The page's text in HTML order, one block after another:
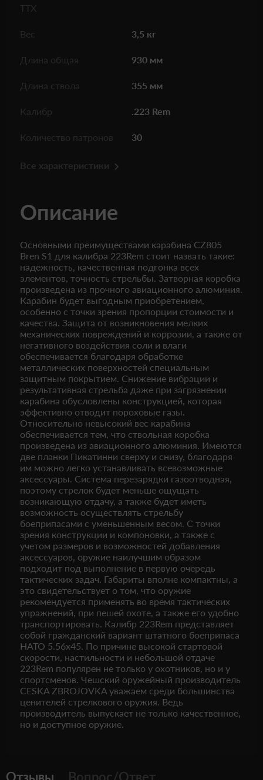
ТТХ
Вес 3,5 кг
Длина общая 930 мм
Длина ствола 355 мм
Калибр .223 Rem
Количество патронов 30
Все характеристики
Описание
Основными преимуществами карабина CZ805
Bren S1 для калибра 223Rem стоит назвать такие:
надежность, качественная подгонка всех
элементов, точность стрельбы. Затворная коробка
произведена из прочного авиационного алюминия.
Карабин будет выгодным приобретением,
особенно с точки зрения пропорции стоимости и
качества. Защита от возникновения мелких
механических повреждений и коррозии, а также от
негативного воздействия соли и влаги
обеспечивается благодаря обработке
металлических поверхностей специальным
защитным покрытием. Снижение вибрации и
результативная стрельба даже при загрязнении
карабина обусловлены конструкцией, которая
эффективно отводит пороховые газы.
Относительно невысокий вес карабина
обеспечивается тем, что ствольная коробка
произведена из авиационного алюминия. Имеются
две планки Пикатинни сверху и снизу, благодаря
им можно легко устанавливать всевозможные
аксессуары. Система перезарядки газоотводная,
поэтому стрелок будет меньше ощущать
возникающую отдачу, а также будет иметь
возможность осуществлять стрельбу
боеприпасами с уменьшенным весом. С точки
зрения конструкции и компоновки, а также с
учетом размеров и возможностей добавления
аксессуаров, оружие наилучшим образом
подходит под выполнение в первую очередь
тактических задач. Габариты вполне компактны, а
это свидетельствует о том, что оружие
рекомендуется применять во время тактических
упражнений, при пешей охоте, а также его удобно
транспортировать. Калибр 223Rem представляет
собой гражданский вариант штатного боеприпаса
НАТО 5.56x45. По причине высокой стартовой
скорости, настильности и небольшой отдаче
223Rem популярен не только у охотников, но и у
спортсменов. Чешский оружейный производитель
CESKA ZBROJOVKA уважаем среди большинства
ценителей стрелкового оружия. Ведь
производитель выпускает не только качественное,
но и доступное оружие.
Отзывы Вопрос/Ответ